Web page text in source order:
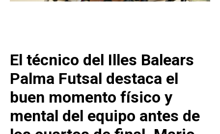
El técnico del Illes Balears
Palma Futsal destaca el
buen momento físico y
mental del equipo antes de